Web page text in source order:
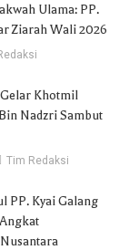
Ulama: PP.
Ziarah Wali 2026
Gelar Khotmil
Nadzri Sambut
Tim Redaksi
PP. Kyai Galang